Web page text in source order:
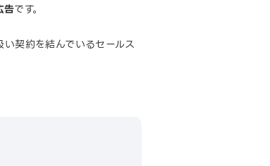
告です。
契約を結んでいるセールス